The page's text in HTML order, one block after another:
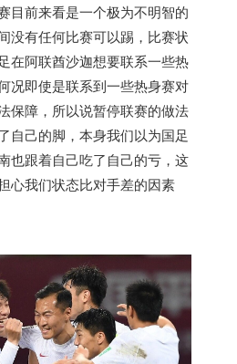
目前来看是一个极为不明智的
没有任何比赛可以踢，比赛状
在阿联酋沙迦想要联系一些热
况即使是联系到一些热身赛对
保障，所以说暂停联赛的做法
自己的脚，本身我们以为国足
也跟着自己吃了自己的亏，这
心我们状态比对手差的因素